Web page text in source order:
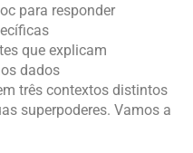
para responder
que explicam
dados
três contextos distintos
superpoderes. Vamos a